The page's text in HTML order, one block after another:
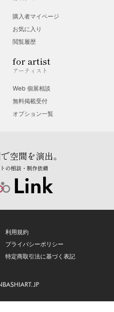
購入者マイページ
お気に入り
閲覧履歴
for artist
アーティスト
Web 個展相談
無料掲載受付
オプション一覧
空間を演出。
の相談・制作依頼
利用規約
プライバシーポリシー
特定商取引法に基づく表記